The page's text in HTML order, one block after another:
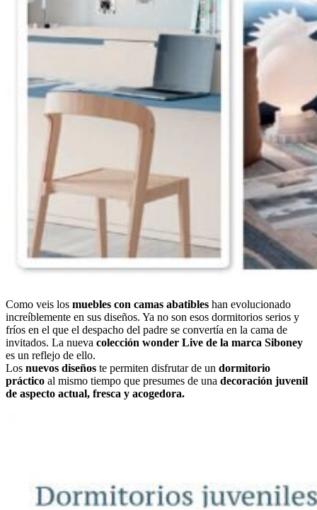
Como veis los muebles con camas abatibles han evolucionado
increíblemente en sus diseños. Ya no son esos dormitorios serios y
fríos en el que el despacho del padre se convertía en la cama de
invitados. La nueva colección wonder Live de la marca Siboney
es un reflejo de ello.
Los nuevos diseños te permiten disfrutar de un dormitorio
práctico al mismo tiempo que presumes de una decoración juvenil
de aspecto actual, fresca y acogedora.